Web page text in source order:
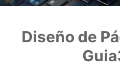
Diseño de